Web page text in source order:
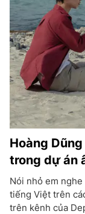
Hoàng
trong dự án
Nói nhỏ em
tiếng Việt trên
trên kênh của